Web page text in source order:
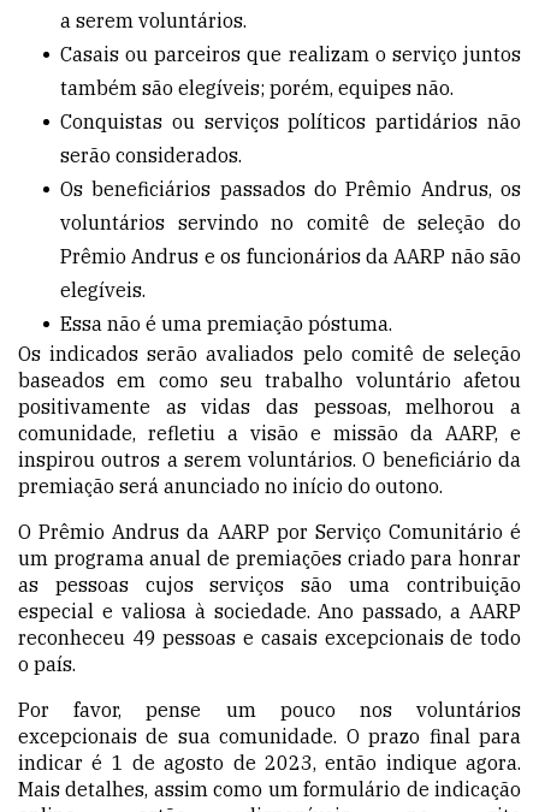
a serem voluntários.
Casais ou parceiros que realizam o serviço juntos
também são elegíveis; porém, equipes não.
Conquistas ou serviços políticos partidários não
serão considerados.
Os beneficiários passados do Prêmio Andrus, os
voluntários servindo no comitê de seleção do
Prêmio Andrus e os funcionários da AARP não são
elegíveis.
Essa não é uma premiação póstuma.
Os indicados serão avaliados pelo comitê de seleção
baseados em como seu trabalho voluntário afetou
positivamente as vidas das pessoas, melhorou a
comunidade, refletiu a visão e missão da AARP, e
inspirou outros a serem voluntários. O beneficiário da
premiação será anunciado no início do outono.
O Prêmio Andrus da AARP por Serviço Comunitário é
um programa anual de premiações criado para honrar
as pessoas cujos serviços são uma contribuição
especial e valiosa à sociedade. Ano passado, a AARP
reconheceu 49 pessoas e casais excepcionais de todo
o país.
Por favor, pense um pouco nos voluntários
excepcionais de sua comunidade. O prazo final para
indicar é 1 de agosto de 2023, então indique agora.
Mais detalhes, assim como um formulário de indicação